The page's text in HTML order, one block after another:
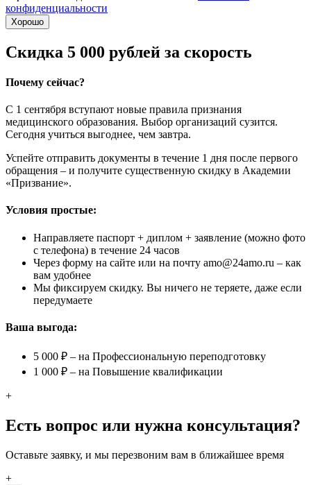
конфиденциальности
Хорошо
Скидка 5 000 рублей за скорость
Почему сейчас?
С 1 сентября вступают новые правила признания
медицинского образования. Выбор организаций сузится.
Сегодня учиться выгоднее, чем завтра.
Успейте отправить документы в течение 1 дня после первого
обращения – и получите существенную скидку в Академии
«Призвание».
Условия простые:
Направляете паспорт + диплом + заявление (можно фото
с телефона) в течение 24 часов
Через форму на сайте или на почту amo@24amo.ru – как
вам удобнее
Мы фиксируем скидку. Вы ничего не теряете, даже если
передумаете
Ваша выгода:
5 000 ₽ – на Профессиональную переподготовку
1 000 ₽ – на Повышение квалификации
+
Есть вопрос или нужна консультация?
Оставьте заявку, и мы перезвоним вам в ближайшее время
+